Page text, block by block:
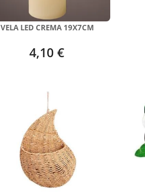
VELA LED CREMA 19X7CM
4,10 €